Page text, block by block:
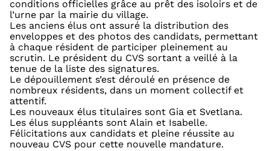
conditions officielles grâce au prêt des isoloirs et de
l’urne par la mairie du village.
Les anciens élus ont assuré la distribution des
enveloppes et des photos des candidats, permettant
à chaque résident de participer pleinement au
scrutin. Le président du CVS sortant a veillé à la
tenue de la liste des signatures.
Le dépouillement s’est déroulé en présence de
nombreux résidents, dans un moment collectif et
attentif.
Les nouveaux élus titulaires sont Gia et Svetlana.
Les élus suppléants sont Alain et Isabelle.
Félicitations aux candidats et pleine réussite au
nouveau CVS pour cette nouvelle mandature.